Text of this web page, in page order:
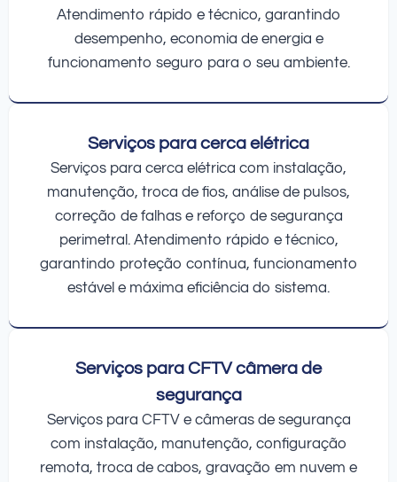
Atendimento rápido e técnico, garantindo
desempenho, economia de energia e
funcionamento seguro para o seu ambiente.
Serviços para cerca elétrica
Serviços para cerca elétrica com instalação,
manutenção, troca de fios, análise de pulsos,
correção de falhas e reforço de segurança
perimetral. Atendimento rápido e técnico,
garantindo proteção contínua, funcionamento
estável e máxima eficiência do sistema.
Serviços para CFTV câmera de
segurança
Serviços para CFTV e câmeras de segurança
com instalação, manutenção, configuração
remota, troca de cabos, gravação em nuvem e